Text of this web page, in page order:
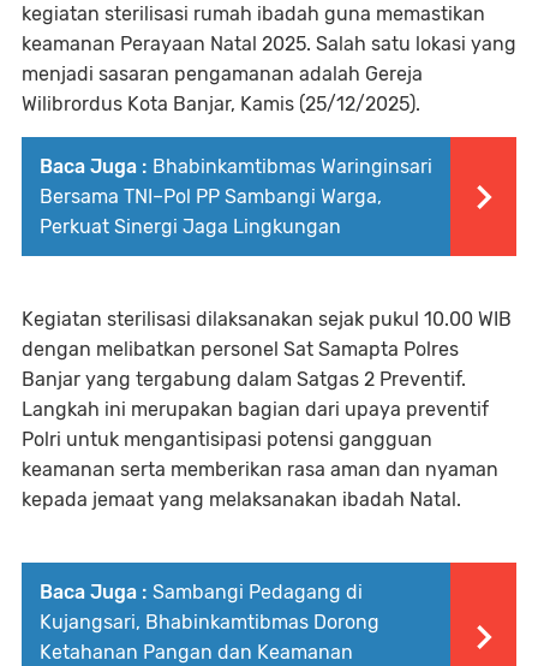
kegiatan sterilisasi rumah ibadah guna memastikan
keamanan Perayaan Natal 2025. Salah satu lokasi yang
menjadi sasaran pengamanan adalah Gereja
Wilibrordus Kota Banjar, Kamis (25/12/2025).
Baca Juga : Bhabinkamtibmas Waringinsari
Bersama TNI–Pol PP Sambangi Warga,
Perkuat Sinergi Jaga Lingkungan
Kegiatan sterilisasi dilaksanakan sejak pukul 10.00 WIB
dengan melibatkan personel Sat Samapta Polres
Banjar yang tergabung dalam Satgas 2 Preventif.
Langkah ini merupakan bagian dari upaya preventif
Polri untuk mengantisipasi potensi gangguan
keamanan serta memberikan rasa aman dan nyaman
kepada jemaat yang melaksanakan ibadah Natal.
Baca Juga : Sambangi Pedagang di
Kujangsari, Bhabinkamtibmas Dorong
Ketahanan Pangan dan Keamanan